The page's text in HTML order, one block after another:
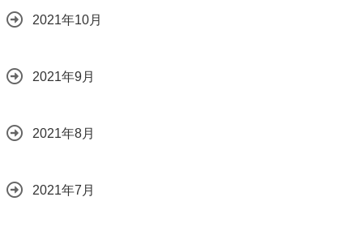
2021年10月
2021年9月
2021年8月
2021年7月